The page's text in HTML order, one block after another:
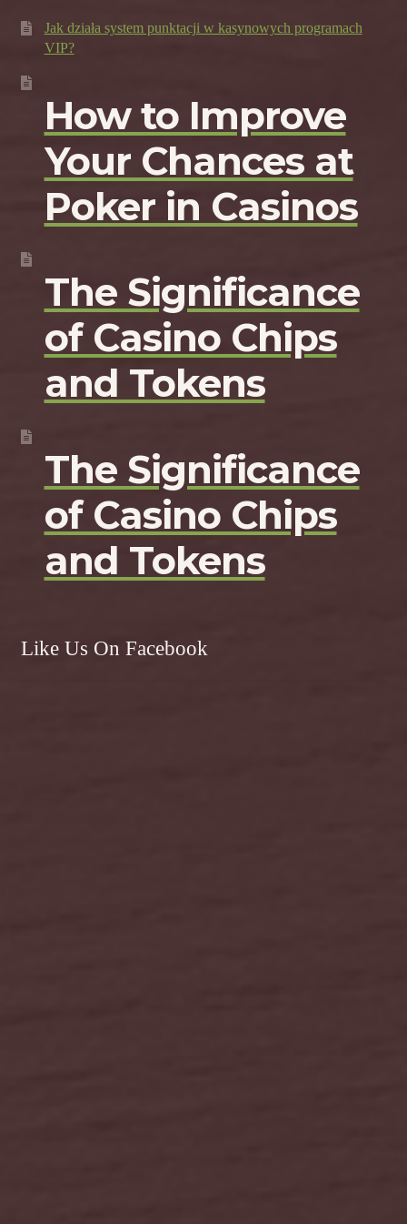
Jak działa system punktacji w kasynowych programach
VIP?
How to Improve
Your Chances at
Poker in Casinos
The Significance
of Casino Chips
and Tokens
The Significance
of Casino Chips
and Tokens
Like Us On Facebook